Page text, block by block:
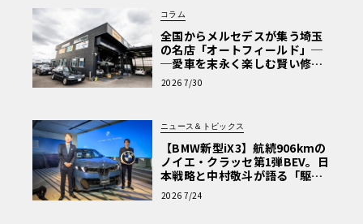
コラム
全国からメルセデスが集う埼玉
の名店「オートフィールド」─
─愛車を末永く楽しむ賢い修理
術と、プロがフックス製オイル
を選ぶ理由〈PR〉
2026 7/30
ニュース＆トピックス
【BMW新型iX3】航続906kmの
ノイエ・クラッセ第1弾BEV。日
本戦略と中村敬斗が語る「駆け
ぬける歓び」
2026 7/24